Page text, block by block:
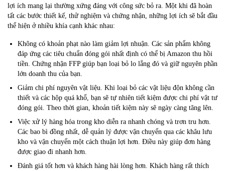
lợi ích mang lại thường xứng đáng với công sức bỏ ra. Một khi đã hoàn
tất các bước thiết kế, thử nghiệm và chứng nhận, những lợi ích sẽ bắt đầu
thể hiện ở nhiều khía cạnh khác nhau:
Không có khoản phạt nào làm giảm lợi nhuận. Các sản phẩm không
đáp ứng các tiêu chuẩn đóng gói nhất định có thể bị Amazon thu hồi
tiền. Chứng nhận FFP giúp bạn loại bỏ lo lắng đó và giữ nguyên phần
lớn doanh thu của bạn.
Giảm chi phí nguyên vật liệu. Khi loại bỏ các vật liệu độn không cần
thiết và các hộp quá khổ, bạn sẽ tự nhiên tiết kiệm được chi phí vật tư
đóng gói. Theo thời gian, khoản tiết kiệm này sẽ ngày càng tăng lên.
Việc xử lý hàng hóa trong kho diễn ra nhanh chóng và trơn tru hơn.
Các bao bì đồng nhất, dễ quản lý được vận chuyển qua các khâu lưu
kho và vận chuyển một cách thuận lợi hơn. Điều này giúp đơn hàng
được giao đi nhanh hơn.
Đánh giá tốt hơn và khách hàng hài lòng hơn. Khách hàng rất thích